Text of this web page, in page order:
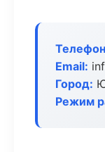
Email:
Город:
Режим